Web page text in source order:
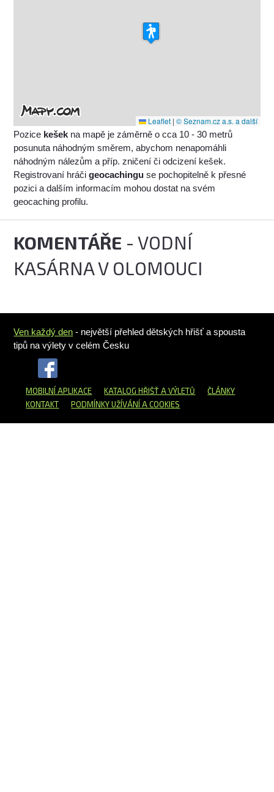
Leaflet | © Seznam.cz a.s. a další
Pozice kešek na mapě je záměrně o cca 10 - 30 metrů
posunuta náhodným směrem, abychom nenapomáhli
náhodným nálezům a příp. zničení či odcizení kešek.
Registrovaní hráčigeocachingu se pochopitelně k přesné
pozici a dalším informacím mohou dostat na svém
geocaching profilu.
KOMENTÁŘE - VODNÍ
KASÁRNA V OLOMOUCI
Ven každý den - největší přehled dětských hřišť a spousta
tipů na výlety v celém Česku
MOBILNÍ APLIKACE KATALOG HŘIŠŤA VÝLETŮ
ČLÁNKY
KONTAKT
PODMÍNKY UŽÍVÁNÍ A COOKIES